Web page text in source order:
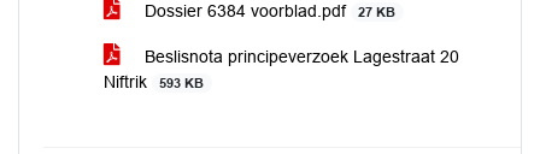
Dossier 6384 voorblad.pdf
27 KB
Beslisnota principeverzoek Lagestraat 20
Niftrik
593 KB